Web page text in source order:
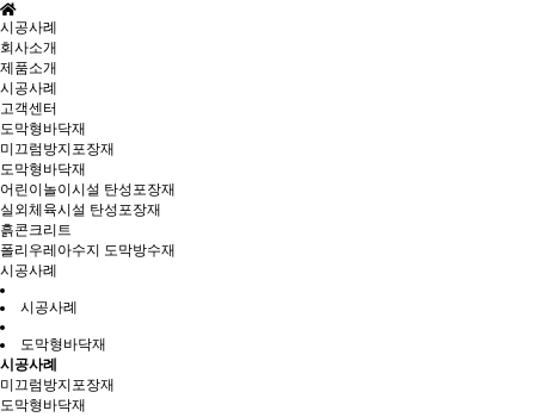
시공사례
회사소개
제품소개
시공사례
고객센터
도막형바닥재
미끄럼방지포장재
도막형바닥재
어린이놀이시설 탄성포장재
실외체육시설 탄성포장재
흙콘크리트
폴리우레아수지 도막방수재
시공사례
시공사례
도막형바닥재
시공사례
미끄럼방지포장재
도막형바닥재